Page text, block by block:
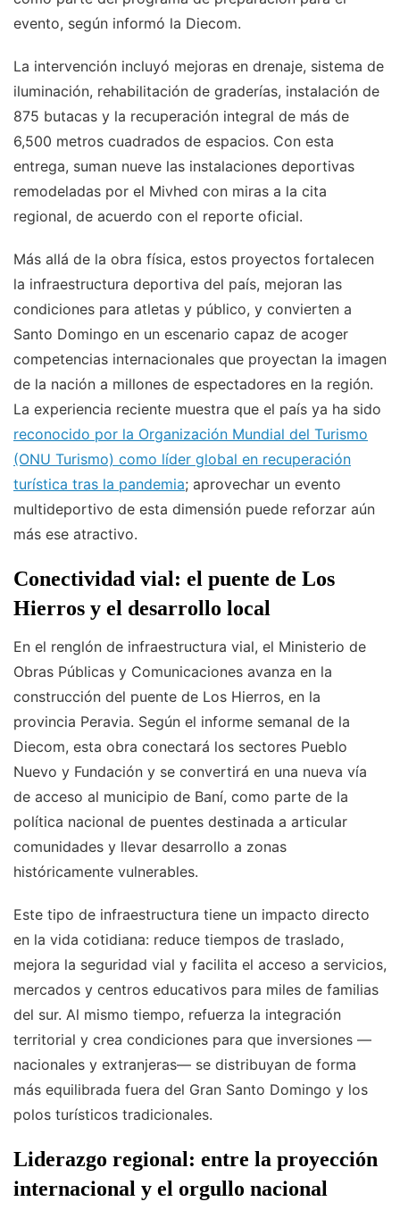
evento, según informó la Diecom.
La intervención incluyó mejoras en drenaje, sistema de
iluminación, rehabilitación de graderías, instalación de
875 butacas y la recuperación integral de más de
6,500 metros cuadrados de espacios. Con esta
entrega, suman nueve las instalaciones deportivas
remodeladas por el Mivhed con miras a la cita
regional, de acuerdo con el reporte oficial.
Más allá de la obra física, estos proyectos fortalecen
la infraestructura deportiva del país, mejoran las
condiciones para atletas y público, y convierten a
Santo Domingo en un escenario capaz de acoger
competencias internacionales que proyectan la imagen
de la nación a millones de espectadores en la región.
La experiencia reciente muestra que el país ya ha sido
reconocido por la Organización Mundial del Turismo
(ONU Turismo) como líder global en recuperación
turística tras la pandemia; aprovechar un evento
multideportivo de esta dimensión puede reforzar aún
más ese atractivo.
Conectividad vial: el puente de Los
Hierros y el desarrollo local
En el renglón de infraestructura vial, el Ministerio de
Obras Públicas y Comunicaciones avanza en la
construcción del puente de Los Hierros, en la
provincia Peravia. Según el informe semanal de la
Diecom, esta obra conectará los sectores Pueblo
Nuevo y Fundación y se convertirá en una nueva vía
de acceso al municipio de Baní, como parte de la
política nacional de puentes destinada a articular
comunidades y llevar desarrollo a zonas
históricamente vulnerables.
Este tipo de infraestructura tiene un impacto directo
en la vida cotidiana: reduce tiempos de traslado,
mejora la seguridad vial y facilita el acceso a servicios,
mercados y centros educativos para miles de familias
del sur. Al mismo tiempo, refuerza la integración
territorial y crea condiciones para que inversiones —
nacionales y extranjeras— se distribuyan de forma
más equilibrada fuera del Gran Santo Domingo y los
polos turísticos tradicionales.
Liderazgo regional: entre la proyección
internacional y el orgullo nacional